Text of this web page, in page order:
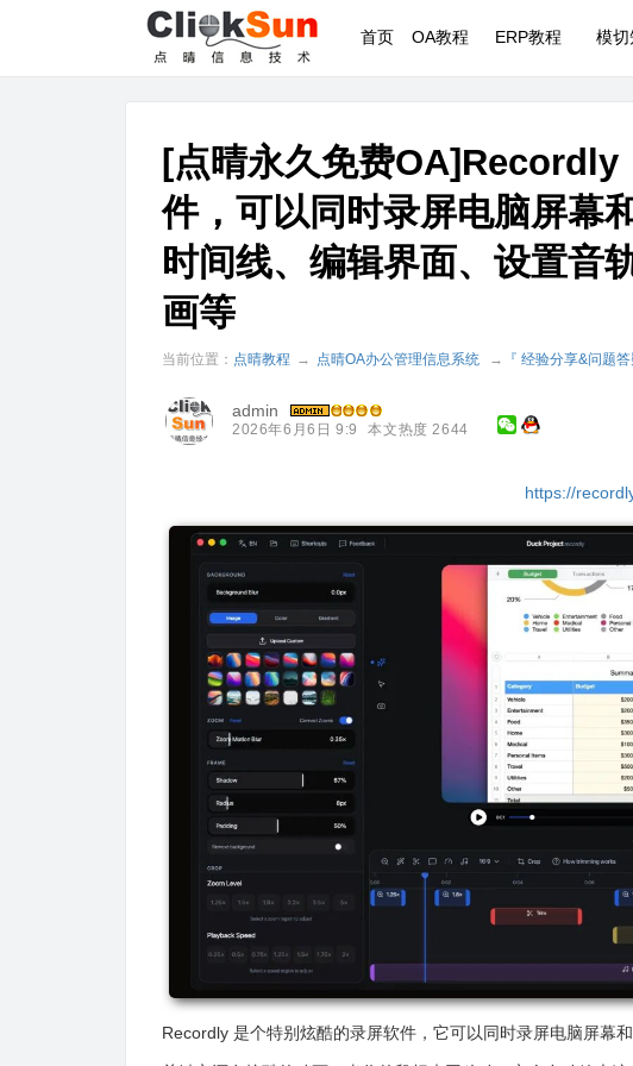
首页 OA教程 ERP教程 模切
[点晴永久免费OA]Recordly
件，可以同时录屏电脑屏幕
时间线、编辑界面、设置音
画等
当前位置： 点晴教程 → 点晴OA办公管理信息系统 → 『 经验分享&问题答
admin
2026年6月6日 9:9 本文热度 2644
https://
Recordly 是个特别炫酷的录屏软件，它可以同时录屏电脑屏幕